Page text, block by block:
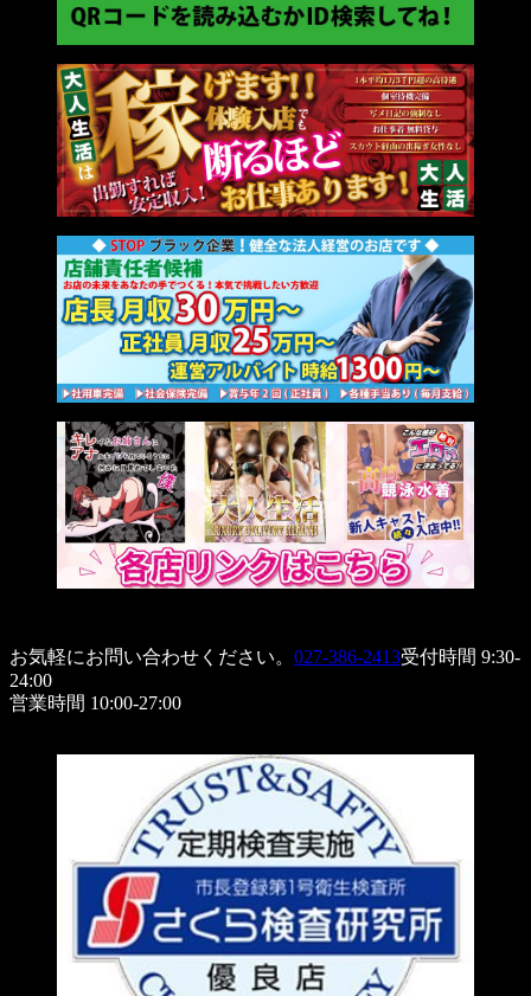
お気軽にお問い合わせください。 027-386-2413受付時間 9:30-
24:00
営業時間 10:00-27:00